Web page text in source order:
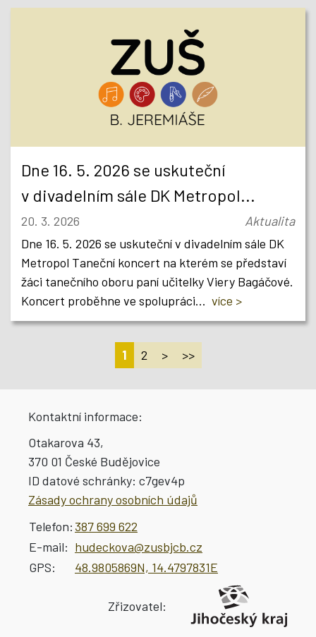
Dne 16. 5. 2026 se uskuteční
v divadelním sále DK Metropol...
20. 3. 2026
Aktualita
Dne 16. 5. 2026 se uskuteční v divadelním sále DK
Metropol Taneční koncert na kterém se představí
žáci tanečního oboru paní učitelky Viery Bagáčové.
Koncert proběhne ve spolupráci... více >
1 2 > >>
Kontaktní informace:
Otakarova 43,
370 01 České Budějovice
ID datové schránky: c7gev4p
Zásady ochrany osobních údajů
Telefon: 387 699 622
E-mail: hudeckova@zusbjcb.cz
GPS:
48.9805869N, 14.4797831E
Zřizovatel: